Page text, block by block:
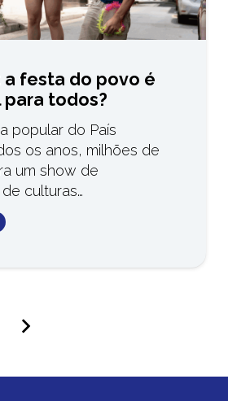
a festa do povo é
todos?
popular do País
os anos, milhões de
um show de
culturas…